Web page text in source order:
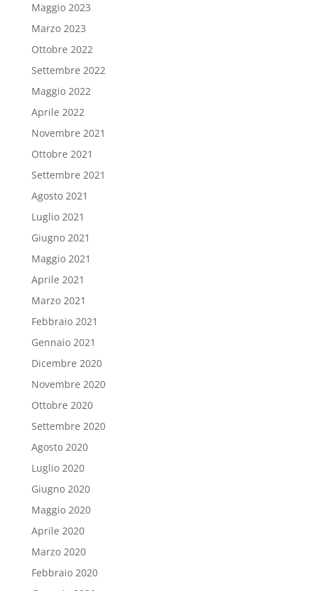
Maggio 2023
Marzo 2023
Ottobre 2022
Settembre 2022
Maggio 2022
Aprile 2022
Novembre 2021
Ottobre 2021
Settembre 2021
Agosto 2021
Luglio 2021
Giugno 2021
Maggio 2021
Aprile 2021
Marzo 2021
Febbraio 2021
Gennaio 2021
Dicembre 2020
Novembre 2020
Ottobre 2020
Settembre 2020
Agosto 2020
Luglio 2020
Giugno 2020
Maggio 2020
Aprile 2020
Marzo 2020
Febbraio 2020